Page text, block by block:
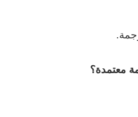
معتمدة؟